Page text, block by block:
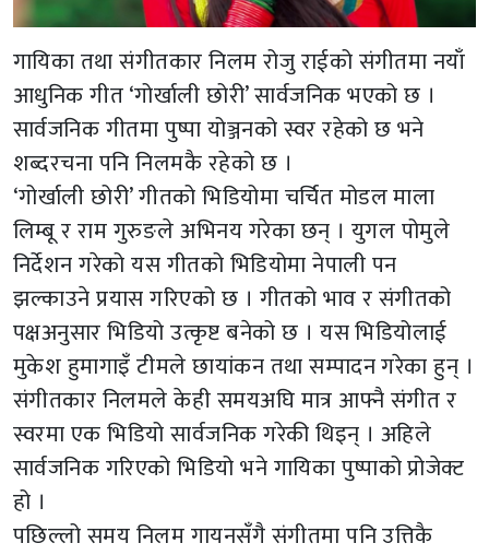
गायिका तथा संगीतकार निलम रोजु राईको संगीतमा नयाँ
आधुनिक गीत ‘गोर्खाली छोरी’ सार्वजनिक भएको छ ।
सार्वजनिक गीतमा पुष्पा योञ्जनको स्वर रहेको छ भने
शब्दरचना पनि निलमकै रहेको छ ।
‘गोर्खाली छोरी’ गीतको भिडियोमा चर्चित मोडल माला
लिम्बू र राम गुरुङले अभिनय गरेका छन् । युगल पोमुले
निर्देशन गरेको यस गीतको भिडियोमा नेपाली पन
झल्काउने प्रयास गरिएको छ । गीतको भाव र संगीतको
पक्षअनुसार भिडियो उत्कृष्ट बनेको छ । यस भिडियोलाई
मुकेश हुमागाइँ टीमले छायांकन तथा सम्पादन गरेका हुन् ।
संगीतकार निलमले केही समयअघि मात्र आफ्नै संगीत र
स्वरमा एक भिडियो सार्वजनिक गरेकी थिइन् । अहिले
सार्वजनिक गरिएको भिडियो भने गायिका पुष्पाको प्रोजेक्ट
हो ।
पछिल्लो समय निलम गायनसँगै संगीतमा पनि उत्तिकै